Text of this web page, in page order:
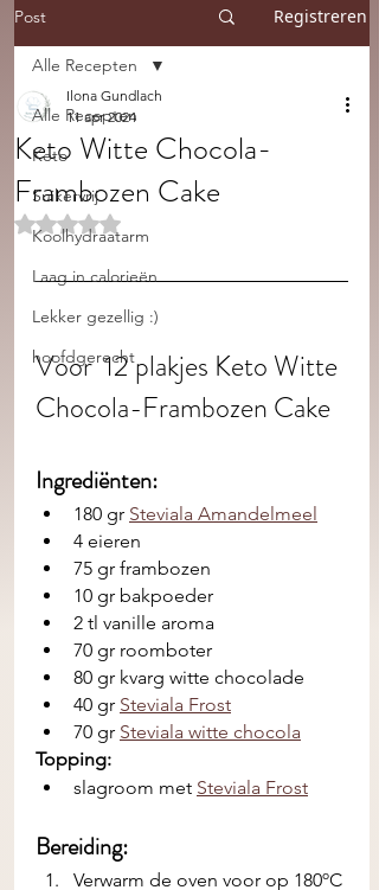
Post Registreren
Alle Recepten
Keto
Suikervrij
Koolhydraatarm
Laag in calorieën
Lekker gezellig :)
hoofdgerecht
Alle Recepten
Keto Witte Chocola-
Frambozen Cake
Ilona Gundlach
11 apr 2024
Beoordeeld met NaN uit 5 sterren.
Voor  12 plakjes Keto Witte
Chocola-Frambozen Cake
Ingrediënten:
180 gr Steviala Amandelmeel
4 eieren
75 gr frambozen
10 gr bakpoeder
2 tl vanille aroma
70 gr roomboter
80 gr kvarg witte chocolade
40 gr Steviala Frost
70 gr Steviala witte chocola
Topping:
slagroom met Steviala Frost
Bereiding:
Verwarm de oven voor op 180ºC